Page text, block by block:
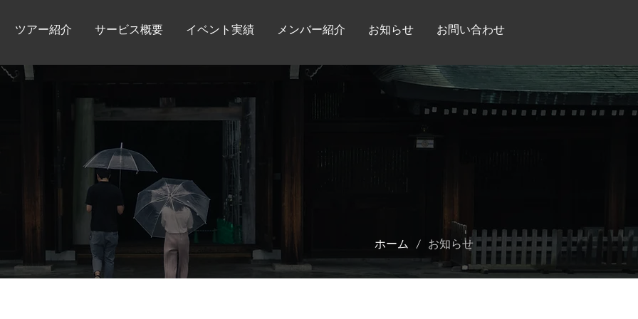
ツアー紹介 サービス概要 イベント実績 メンバー紹介 お知らせ お問い合わせ
ホーム / お知らせ